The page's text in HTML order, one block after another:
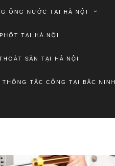
ỐNG NƯỚC TẠI HÀ NỘI
TẠI HÀ NỘI
SÀN TẠI HÀ NỘI
THÔNG TẮC CỐNG TẠI BẮC NINH